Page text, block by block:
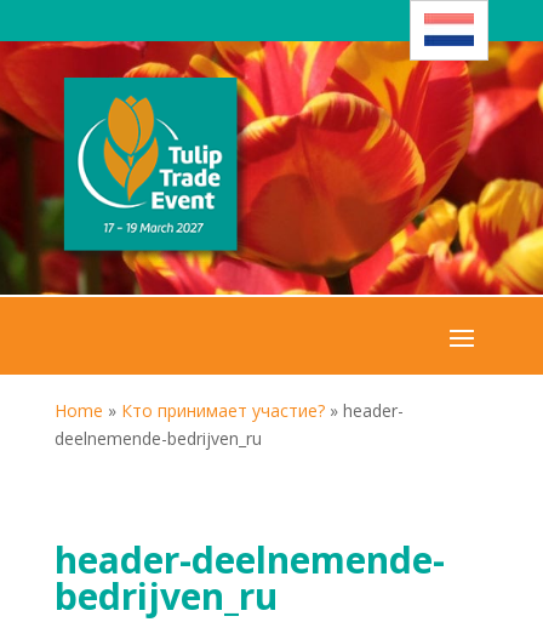
Home » Кто принимает участие?» header-
deelnemende-bedrijven_ru
header-deelnemende-
bedrijven_ru